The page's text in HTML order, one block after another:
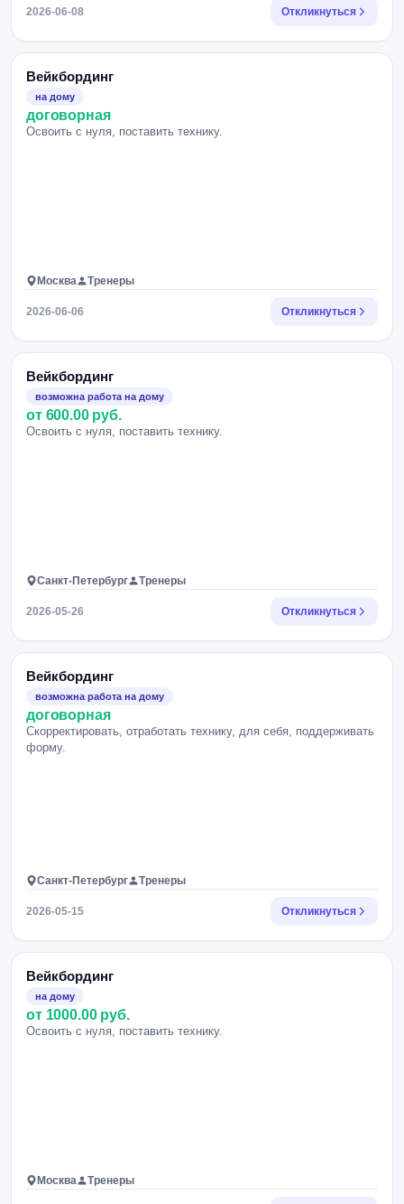
2026-06-08 Откликнуться
Вейкбординг
на дому
договорная
Освоить с нуля, поставить технику.
Москва Тренеры
2026-06-06 Откликнуться
Вейкбординг
возможна работа на дому
от 600.00 руб.
Освоить с нуля, поставить технику.
Санкт-Петербург Тренеры
2026-05-26 Откликнуться
Вейкбординг
возможна работа на дому
договорная
Скорректировать, отработать технику, для себя, поддерживать
форму.
Санкт-Петербург Тренеры
2026-05-15 Откликнуться
Вейкбординг
на дому
от 1000.00 руб.
Освоить с нуля, поставить технику.
Москва Тренеры